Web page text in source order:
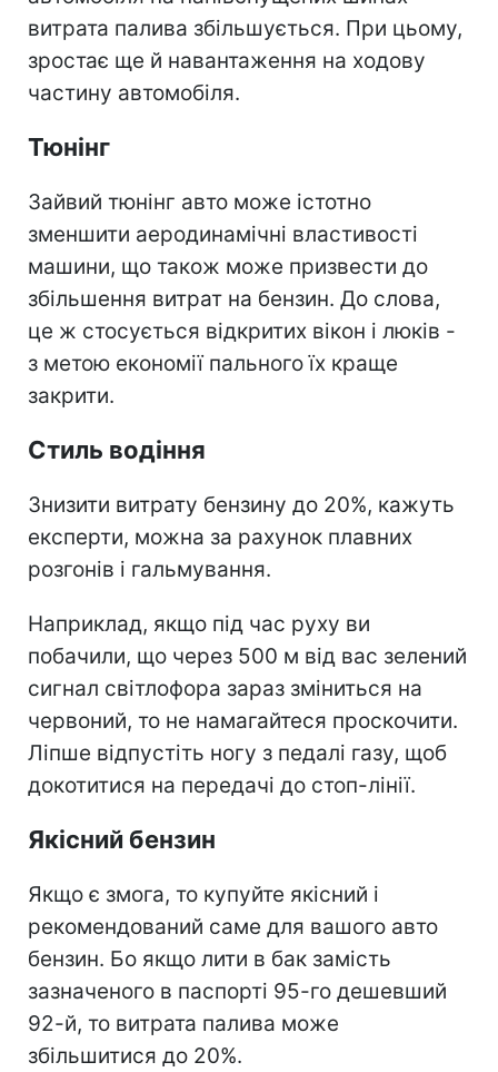
витрата палива збільшується. При цьому,
зростає ще й навантаження на ходову
частину автомобіля.
Тюнінг
Зайвий тюнінг авто може істотно
зменшити аеродинамічні властивості
машини, що також може призвести до
збільшення витрат на бензин. До слова,
це ж стосується відкритих вікон і люків -
з метою економії пального їх краще
закрити.
Стиль водіння
Знизити витрату бензину до 20%, кажуть
експерти, можна за рахунок плавних
розгонів і гальмування.
Наприклад, якщо під час руху ви
побачили, що через 500 м від вас зелений
сигнал світлофора зараз зміниться на
червоний, то не намагайтеся проскочити.
Ліпше відпустіть ногу з педалі газу, щоб
докотитися на передачі до стоп-лінії.
Якісний бензин
Якщо є змога, то купуйте якісний і
рекомендований саме для вашого авто
бензин. Бо якщо лити в бак замість
зазначеного в паспорті 95-го дешевший
92-й, то витрата палива може
збільшитися до 20%.